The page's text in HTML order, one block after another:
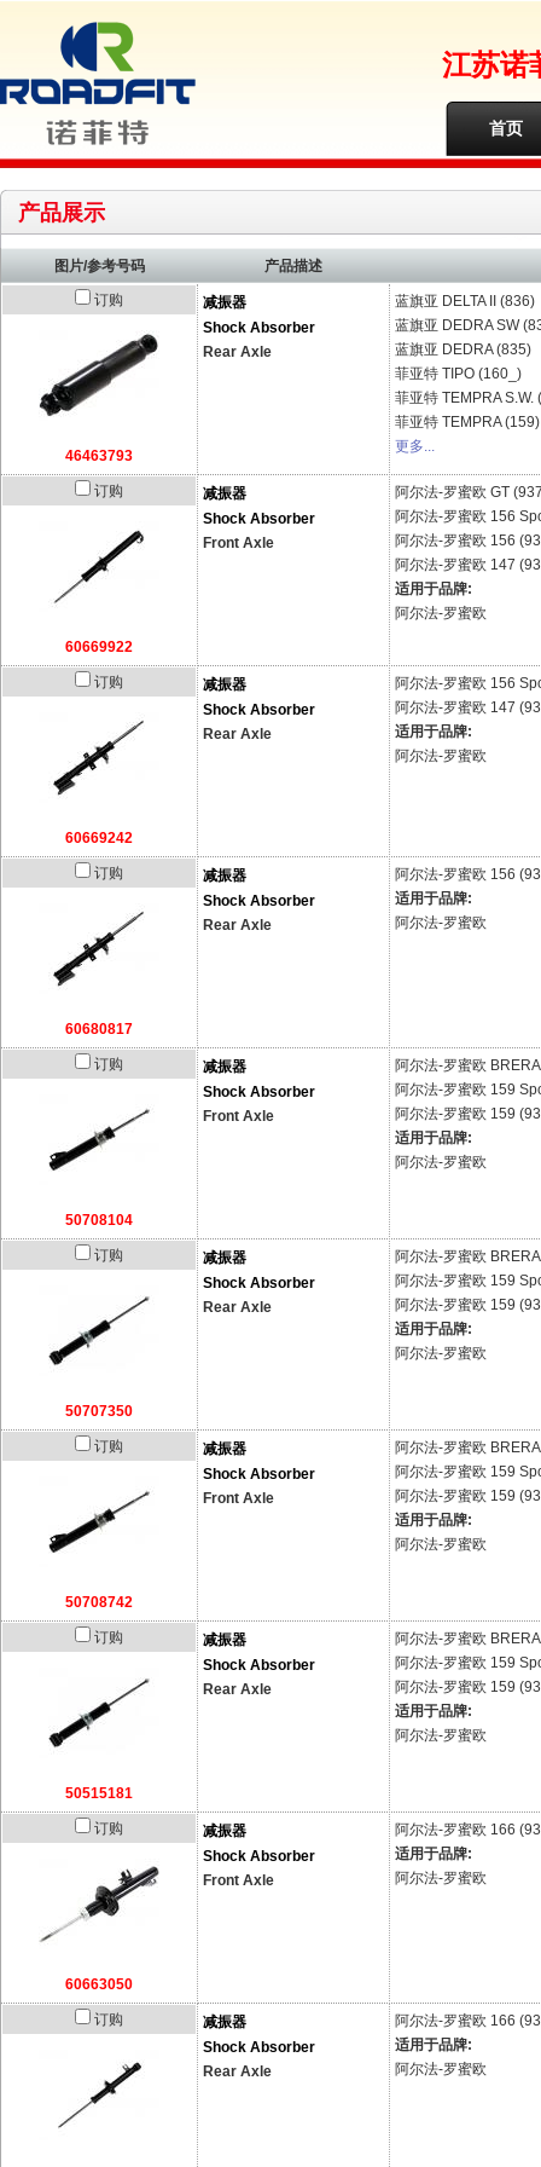
江苏诺
首页
产品展示
图片/参考号码
产品描述
订购
46463793
减振器
Shock Absorber
Rear Axle
蓝旗亚 DELTA II (836)
蓝旗亚 DEDRA SW
蓝旗亚 DEDRA (835)
菲亚特 TIPO (160_)
菲亚特 TEMPRA S.W.
菲亚特 TEMPRA (159)
更多...
订购
60669922
减振器
Shock Absorber
Front Axle
阿尔法-罗蜜欧 GT
阿尔法-罗蜜欧 156
阿尔法-罗蜜欧 156
阿尔法-罗蜜欧 147
适用于品牌:
阿尔法-罗蜜欧
订购
60669242
减振器
Shock Absorber
Rear Axle
阿尔法-罗蜜欧 156
阿尔法-罗蜜欧 147
适用于品牌:
阿尔法-罗蜜欧
订购
60680817
减振器
Shock Absorber
Rear Axle
阿尔法-罗蜜欧 156
适用于品牌:
阿尔法-罗蜜欧
订购
50708104
减振器
Shock Absorber
Front Axle
阿尔法-罗蜜欧
阿尔法-罗蜜欧 159
阿尔法-罗蜜欧 159
适用于品牌:
阿尔法-罗蜜欧
订购
50707350
减振器
Shock Absorber
Rear Axle
阿尔法-罗蜜欧
阿尔法-罗蜜欧 159
阿尔法-罗蜜欧 159
适用于品牌:
阿尔法-罗蜜欧
订购
50708742
减振器
Shock Absorber
Front Axle
阿尔法-罗蜜欧
阿尔法-罗蜜欧 159
阿尔法-罗蜜欧 159
适用于品牌:
阿尔法-罗蜜欧
订购
50515181
减振器
Shock Absorber
Rear Axle
阿尔法-罗蜜欧
阿尔法-罗蜜欧 159
阿尔法-罗蜜欧 159
适用于品牌:
阿尔法-罗蜜欧
订购
60663050
减振器
Shock Absorber
Front Axle
阿尔法-罗蜜欧 166
适用于品牌:
阿尔法-罗蜜欧
订购
减振器
Shock Absorber
Rear Axle
阿尔法-罗蜜欧 166
适用于品牌:
阿尔法-罗蜜欧